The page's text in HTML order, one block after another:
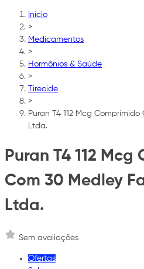
Início
>
Medicamentos
>
Hormônios & Saúde
>
Tireoide
>
Puran T4 112 Mcg
Ltda.
Puran T4 112
Com 30 Medley
Ltda.
Sem avaliações
Ofertas